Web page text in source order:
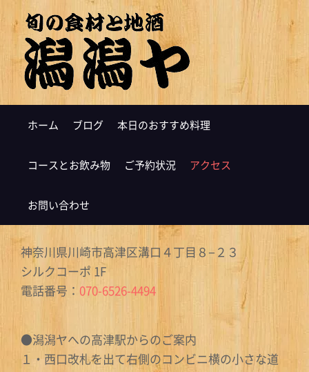
ホーム ブログ 本日のおすすめ料理
コースとお飲み物 ご予約状況 アクセス
お問い合わせ
神奈川県川崎市高津区溝口４丁目８−２３
シルクコーポ 1F
電話番号： 070-6526-4494
●潟潟ヤへの高津駅からのご案内
１・西口改札を出て右側のコンビニ横の小さな道